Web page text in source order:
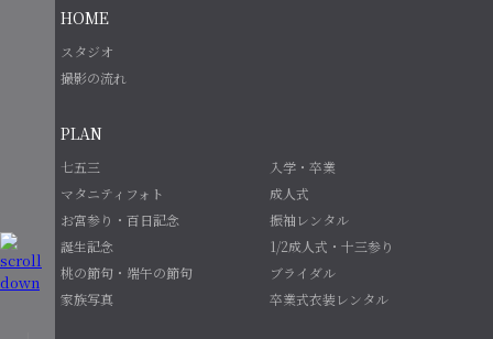
HOME
スタジオ
撮影の流れ
PLAN
七五三
入学・卒業
マタニティフォト
成人式
お宮参り・百日記念
振袖レンタル
誕生記念
1/2成人式・十三参り
桃の節句・端午の節句
ブライダル
家族写真
卒業式衣装レンタル